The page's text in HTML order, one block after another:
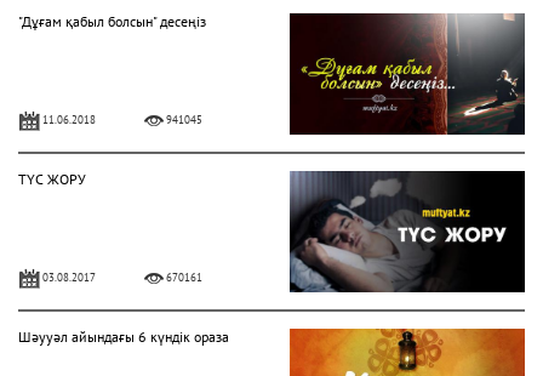
"Дұғам қабыл болсын" десеңіз
11.06.2018 941045
ТҮС ЖОРУ
03.08.2017 670161
Шәууәл айындағы 6 күндік ораза